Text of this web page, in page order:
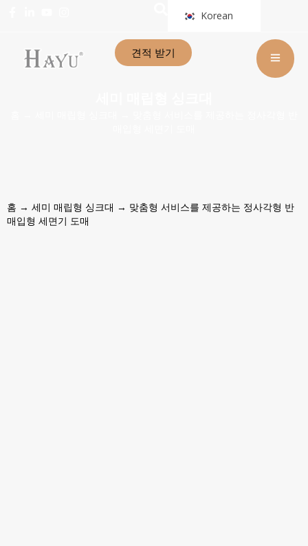
Korean
견적 받기
홈 → 세미 매립형 싱크대 → 맞춤형 서비스를 제공하는 정사각형 반
매입형 세면기 도매